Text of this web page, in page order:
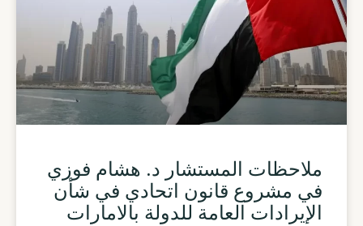
ملاحظات المستشار د. هشام فوزي
في مشروع قانون اتحادي في شأن
الإيرادات العامة للدولة بالامارات